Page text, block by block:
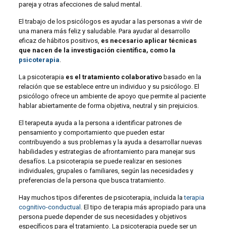
pareja y otras afecciones de salud mental.
El trabajo de los psicólogos es ayudar a las personas a vivir de
una manera más feliz y saludable. Para ayudar al desarrollo
eficaz de hábitos positivos, es necesario aplicar técnicas
que nacen de la investigación científica, como la
psicoterapia.
La psicoterapia es el tratamiento colaborativobasado en la
relación que se establece entre un individuo y su psicólogo. El
psicólogo ofrece un ambiente de apoyo que permite al paciente
hablar abiertamente de forma objetiva, neutral y sin prejuicios.
El terapeuta ayuda a la persona a identificar patrones de
pensamiento y comportamiento que pueden estar
contribuyendo a sus problemas y la ayuda a desarrollar nuevas
habilidades y estrategias de afrontamiento para manejar sus
desafíos. La psicoterapia se puede realizar en sesiones
individuales, grupales o familiares, según las necesidades y
preferencias de la persona que busca tratamiento.
Hay muchos tipos diferentes de psicoterapia, incluida laterapia
cognitivo-conductual . El tipo de terapia más apropiado para una
persona puede depender de sus necesidades y objetivos
específicos para el tratamiento. La psicoterapia puede ser un